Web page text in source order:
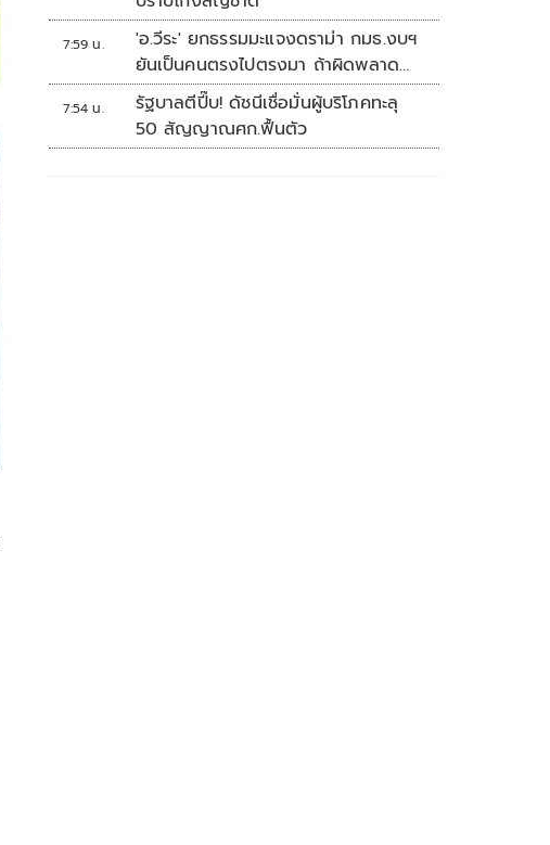
7:59 น.
'อ.วีระ' ยกธรรมมะแจงดราม่า กมธ.งบฯ
ยันเป็นคนตรงไปตรงมา ถ้าผิดพลาด
พร้อมขอโทษ
7:54 น.
รัฐบาลตีปี๊บ! ดัชนีเชื่อมั่นผู้บริโภคทะลุ
50 สัญญาณศก.ฟื้นตัว